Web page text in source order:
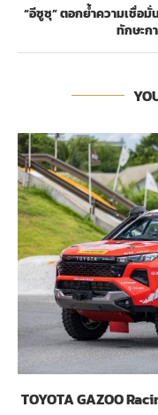
“อีซูซุ” ตอกย้ำความเชื่อ
ทักษะก
TOYOTA GAZOO